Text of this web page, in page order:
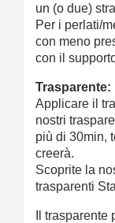
un (o due)
Per i perlati/
con meno
con il
Trasparente:
Applicare il
nostri
più di 30min,
creerà.
Scoprite la
trasparenti
Il